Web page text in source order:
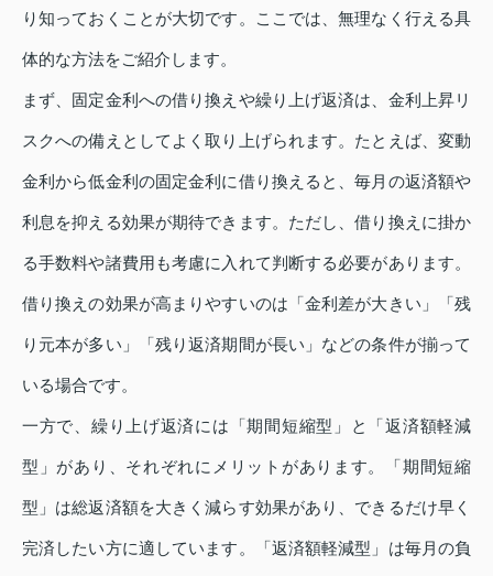
り知っておくことが大切です。ここでは、無理なく行える具
体的な方法をご紹介します。
まず、固定金利への借り換えや繰り上げ返済は、金利上昇リ
スクへの備えとしてよく取り上げられます。たとえば、変動
金利から低金利の固定金利に借り換えると、毎月の返済額や
利息を抑える効果が期待できます。ただし、借り換えに掛か
る手数料や諸費用も考慮に入れて判断する必要があります。
借り換えの効果が高まりやすいのは「金利差が大きい」「残
り元本が多い」「残り返済期間が長い」などの条件が揃って
いる場合です。
一方で、繰り上げ返済には「期間短縮型」と「返済額軽減
型」があり、それぞれにメリットがあります。「期間短縮
型」は総返済額を大きく減らす効果があり、できるだけ早く
完済したい方に適しています。「返済額軽減型」は毎月の負